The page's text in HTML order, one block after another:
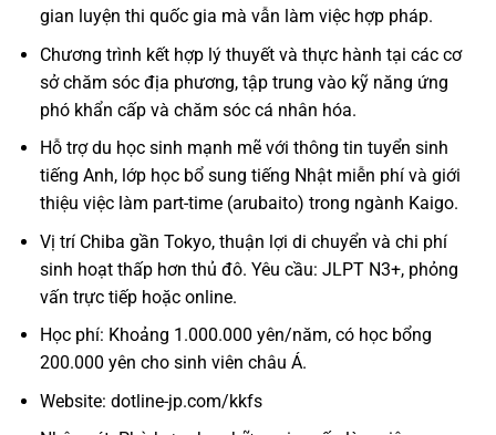
gian luyện thi quốc gia mà vẫn làm việc hợp pháp.
Chương trình kết hợp lý thuyết và thực hành tại các cơ
sở chăm sóc địa phương, tập trung vào kỹ năng ứng
phó khẩn cấp và chăm sóc cá nhân hóa.
Hỗ trợ du học sinh mạnh mẽ với thông tin tuyển sinh
tiếng Anh, lớp học bổ sung tiếng Nhật miễn phí và giới
thiệu việc làm part-time (arubaito) trong ngành Kaigo.
Vị trí Chiba gần Tokyo, thuận lợi di chuyển và chi phí
sinh hoạt thấp hơn thủ đô. Yêu cầu: JLPT N3+, phỏng
vấn trực tiếp hoặc online.
Học phí: Khoảng 1.000.000 yên/năm, có học bổng
200.000 yên cho sinh viên châu Á.
Website: dotline-jp.com/kkfs